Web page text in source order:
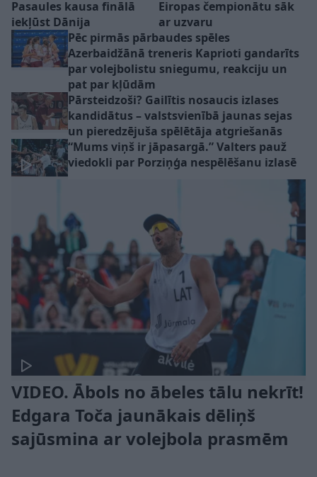
Pasaules kausa finālā
iekļūst Dānija
Eiropas čempionātu sāk
ar uzvaru
Pēc pirmās pārbaudes spēles
Azerbaidžānā treneris Kaprioti gandarīts
par volejbolistu sniegumu, reakciju un
pat par kļūdām
Pārsteidzoši? Gailītis nosaucis izlases
kandidātus – valstsvienībā jaunas sejas
un pieredzējuša spēlētāja atgriešanās
“Mums viņš ir jāpasargā.” Valters pauž
viedokli par Porziņģa nespēlēšanu izlasē
VIDEO. Ābols no ābeles tālu nekrīt!
Edgara Toča jaunākais dēliņš
sajūsmina ar volejbola prasmēm